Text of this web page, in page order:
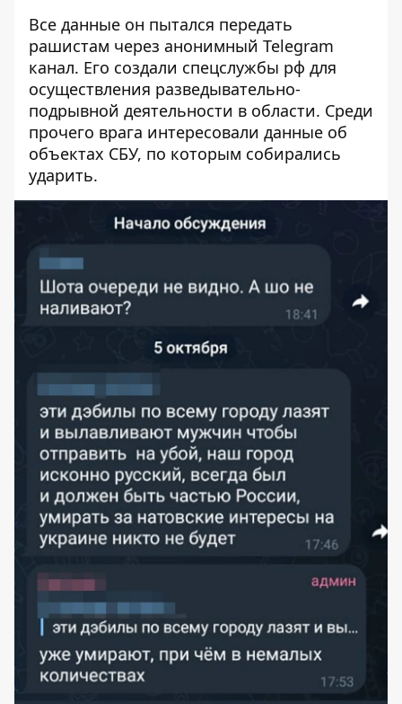
Все данные он пытался передать
рашистам через анонимный Telegram
канал. Его создали спецслужбы рф для
осуществления разведывательно-
подрывной деятельности в области. Среди
прочего врага интересовали данные об
объектах СБУ, по которым собирались
ударить.